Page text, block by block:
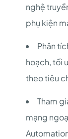
nghệ
phụ kiện
Phân
hoạch, tối
theo tiêu
Tham
mạng